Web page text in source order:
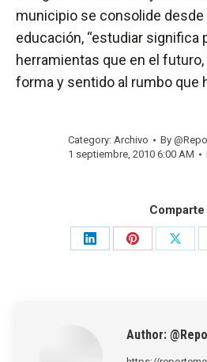
municipio se consolide
educación, “estudiar significa
herramientas que en el
forma y sentido al rumbo que
Category: Archivo By
1 septiembre, 2010 6:00 AM
Comparte
Share
Share
Share
Author: